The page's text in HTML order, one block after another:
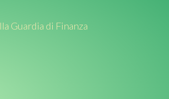
Guardia di Finanza